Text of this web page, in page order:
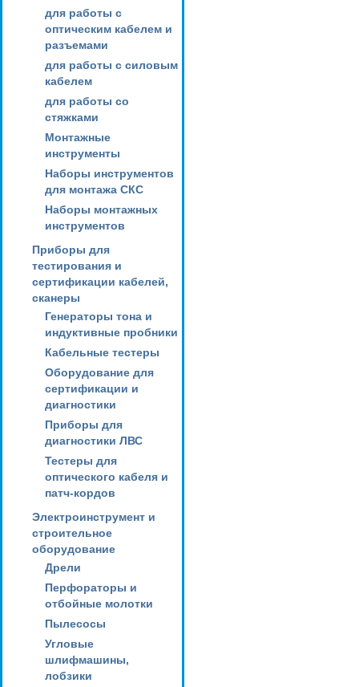
для работы с
оптическим кабелем и
разъемами
для работы с силовым
кабелем
для работы со
стяжками
Монтажные
инструменты
Наборы инструментов
для монтажа СКС
Наборы монтажных
инструментов
Приборы для
тестирования и
сертификации кабелей,
сканеры
Генераторы тона и
индуктивные пробники
Кабельные тестеры
Оборудование для
сертификации и
диагностики
Приборы для
диагностики ЛВС
Тестеры для
оптического кабеля и
патч-кордов
Электроинструмент и
строительное
оборудование
Дрели
Перфораторы и
отбойные молотки
Пылесосы
Угловые
шлифмашины,
лобзики